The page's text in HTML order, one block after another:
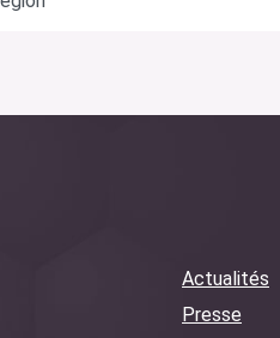
Actualités
Presse